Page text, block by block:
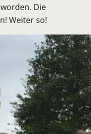
Die
Weiter so!